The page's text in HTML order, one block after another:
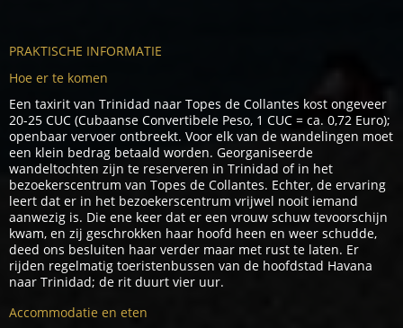
PRAKTISCHE INFORMATIE
Hoe er te komen
Een taxirit van Trinidad naar Topes de Collantes kost ongeveer
20-25 CUC (Cubaanse Convertibele Peso, 1 CUC = ca. 0,72 Euro);
openbaar vervoer ontbreekt. Voor elk van de wandelingen moet
een klein bedrag betaald worden. Georganiseerde
wandeltochten zijn te reserveren in Trinidad of in het
bezoekerscentrum van Topes de Collantes. Echter, de ervaring
leert dat er in het bezoekerscentrum vrijwel nooit iemand
aanwezig is. Die ene keer dat er een vrouw schuw tevoorschijn
kwam, en zij geschrokken haar hoofd heen en weer schudde,
deed ons besluiten haar verder maar met rust te laten. Er
rijden regelmatig toeristenbussen van de hoofdstad Havana
naar Trinidad; de rit duurt vier uur.
Accommodatie en eten